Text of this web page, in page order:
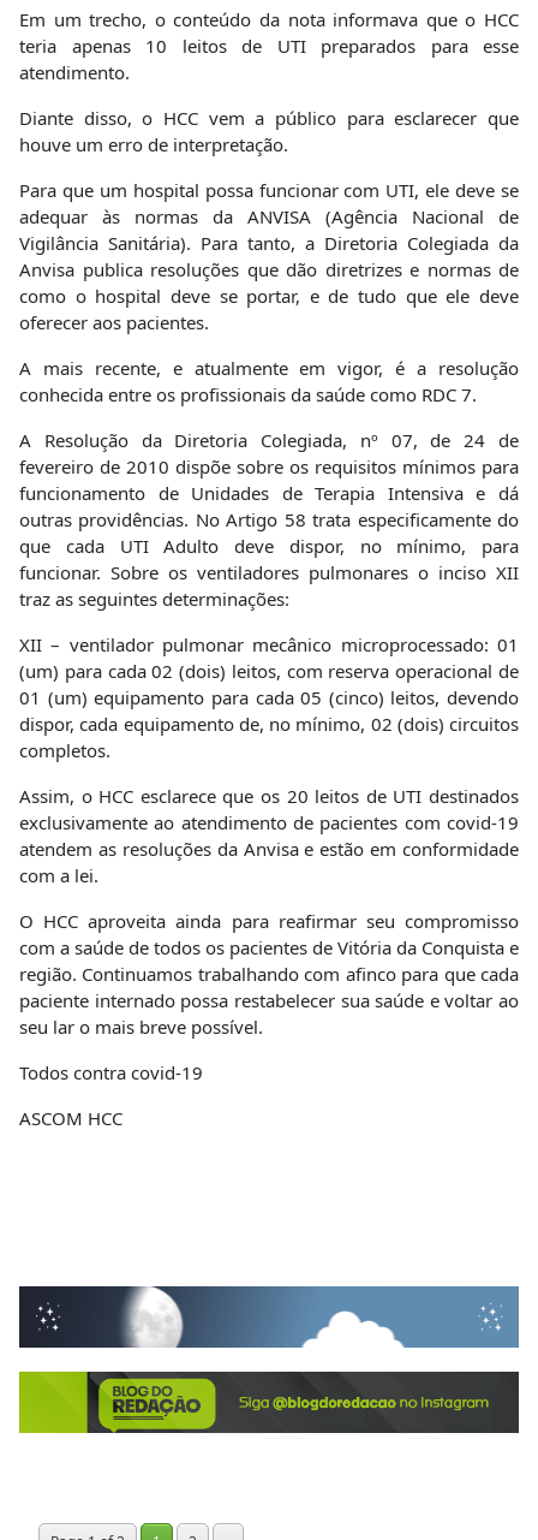
Em um trecho, o conteúdo da nota informava que o HCC
teria apenas 10 leitos de UTI preparados para esse
atendimento.
Diante disso, o HCC vem a público para esclarecer que
houve um erro de interpretação.
Para que um hospital possa funcionar com UTI, ele deve se
adequar às normas da ANVISA (Agência Nacional de
Vigilância Sanitária). Para tanto, a Diretoria Colegiada da
Anvisa publica resoluções que dão diretrizes e normas de
como o hospital deve se portar, e de tudo que ele deve
oferecer aos pacientes.
A mais recente, e atualmente em vigor, é a resolução
conhecida entre os profissionais da saúde como RDC 7.
A Resolução da Diretoria Colegiada, nº 07, de 24 de
fevereiro de 2010 dispõe sobre os requisitos mínimos para
funcionamento de Unidades de Terapia Intensiva e dá
outras providências. No Artigo 58 trata especificamente do
que cada UTI Adulto deve dispor, no mínimo, para
funcionar. Sobre os ventiladores pulmonares o inciso XII
traz as seguintes determinações:
XII – ventilador pulmonar mecânico microprocessado: 01
(um) para cada 02 (dois) leitos, com reserva operacional de
01 (um) equipamento para cada 05 (cinco) leitos, devendo
dispor, cada equipamento de, no mínimo, 02 (dois) circuitos
completos.
Assim, o HCC esclarece que os 20 leitos de UTI destinados
exclusivamente ao atendimento de pacientes com covid-19
atendem as resoluções da Anvisa e estão em conformidade
com a lei.
O HCC aproveita ainda para reafirmar seu compromisso
com a saúde de todos os pacientes de Vitória da Conquista e
região. Continuamos trabalhando com afinco para que cada
paciente internado possa restabelecer sua saúde e voltar ao
seu lar o mais breve possível.
Todos contra covid-19
ASCOM HCC